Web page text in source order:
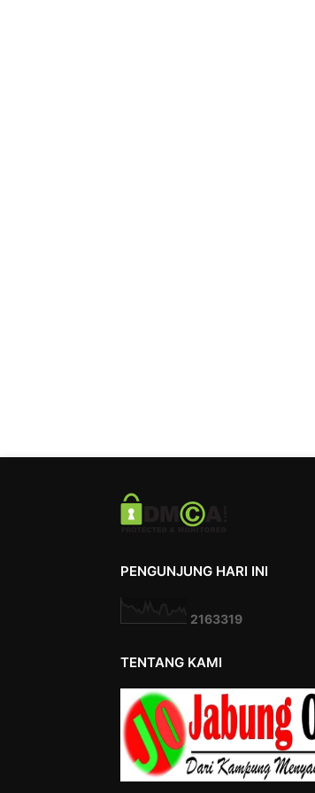
PENGUNJUNG HARI INI
2163319
TENTANG KAMI